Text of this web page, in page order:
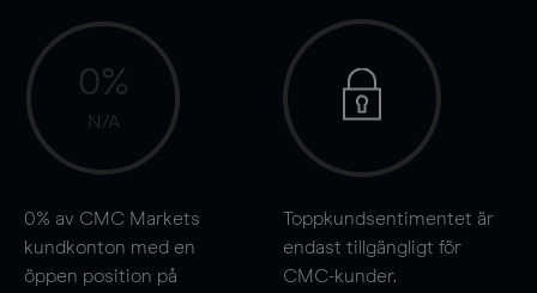
0%
N/A
0% av CMC Markets
kundkonton med en
öppen position på
Toppkundsentimentet är
endast tillgängligt för
CMC-kunder.